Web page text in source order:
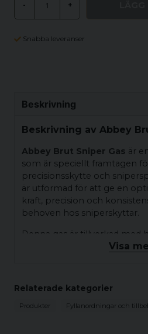
- +
Snabba leveranser
Beskrivning
Beskrivning av Abbey
Abbey Brut Sniper Gas är
som är speciellt framtagen
precisionsskytte och
är utformad för att ge en
kraft, precision och
behoven hos sniperskyttar.
Denna gas är tillverkad med
ingredienser och har en
och ger pålitlig prestanda
Visa
Relaterade kategorier
Produkter Fyllanordningar och